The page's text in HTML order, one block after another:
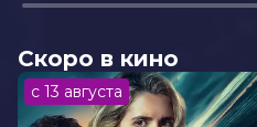
Скоро в кино
с 13 августа